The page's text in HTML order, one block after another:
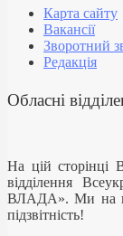
Карта сайту
Вакансії
Зворотний
Редакція
Обласні
На цій сторінці
відділення
ВЛАДА». Ми на
підзвітність!